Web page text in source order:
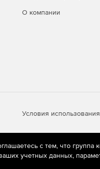
О компании
Условия использования
технологии
сети «Интернет»,
с тем, что группа
учетных данных,